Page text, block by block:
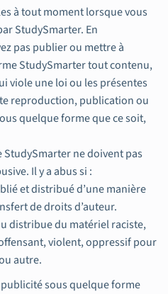
à tout moment lorsque vous
StudySmarter. En
pas publier ou mettre à
StudySmarter tout contenu,
viole une loi ou les présentes
reproduction, publication ou
quelque forme que ce soit,
StudySmarter ne doivent pas
Il y a abus si :
et distribué d’une manière
de droits d’auteur.
distribue du matériel raciste,
violent, oppressif pour
autre.
sous quelque forme